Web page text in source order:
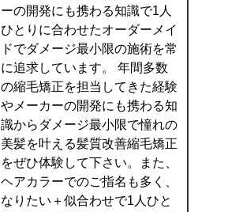
ーの開発にも携わる知識で1人
ひとりに合わせたオーダーメイ
ドでダメージ最小限の施術を常
に追求しています。 年間多数
の縮毛矯正を担当してきた経験
やメーカーの開発にも携わる知
識からダメージ最小限で憧れの
美髪を叶える髪質改善縮毛矯正
をぜひ体験して下さい。また、
ヘアカラーでのご指名も多く、
なりたい＋似合わせで1人ひと